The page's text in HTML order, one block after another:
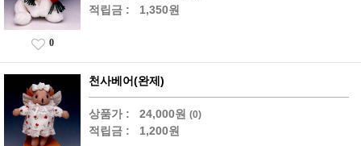
적립금 : 1,350원
0
천사베어(완제)
상품가 : 24,000원 (0)
적립금 : 1,200원